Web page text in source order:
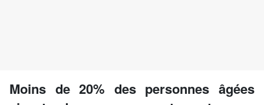
Moins de 20% des personnes âgées